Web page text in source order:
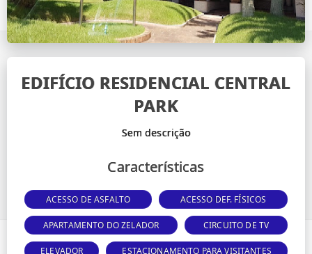
EDIFÍCIO RESIDENCIAL CENTRAL
PARK
Sem descrição
Características
ACESSO DE ASFALTO ACESSO DEF. FÍSICOS
APARTAMENTO DO ZELADOR CIRCUITO DE TV
ELEVADOR ESTACIONAMENTO PARA VISITANTES